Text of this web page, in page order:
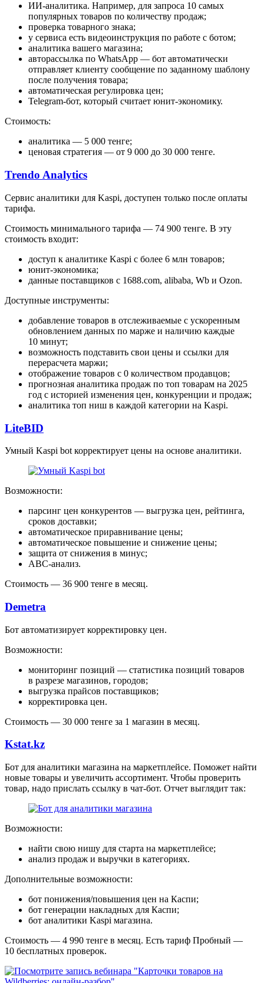
ИИ-аналитика. Например, для запроса 10 самых
популярных товаров по количеству продаж;
проверка товарного знака;
у сервиса есть видеоинструкция по работе с ботом;
аналитика вашего магазина;
авторассылка по WhatsApp — бот автоматически
отправляет клиенту сообщение по заданному шаблону
после получения товара;
автоматическая регулировка цен;
Telegram-бот, который считает юнит-экономику.
Стоимость:
аналитика — 5 000 тенге;
ценовая стратегия — от 9 000 до 30 000 тенге.
Trendo Analytics
Сервис аналитики для Kaspi, доступен только после оплаты
тарифа.
Стоимость минимального тарифа — 74 900 тенге. В эту
стоимость входит:
доступ к аналитике Kaspi с более 6 млн товаров;
юнит-экономика;
данные поставщиков с 1688.com, alibaba, Wb и Ozon.
Доступные инструменты:
добавление товаров в отслеживаемые с ускоренным
обновлением данных по марже и наличию каждые
10 минут;
возможность подставить свои цены и ссылки для
перерасчета маржи;
отображение товаров с 0 количеством продавцов;
прогнозная аналитика продаж по топ товарам на 2025
год с историей изменения цен, конкуренции и продаж;
аналитика топ ниш в каждой категории на Kaspi.
LiteBID
Умный Kaspi bot корректирует цены на основе аналитики.
Возможности:
парсинг цен конкурентов — выгрузка цен, рейтинга,
сроков доставки;
автоматическое приравнивание цены;
автоматическое повышение и снижение цены;
защита от снижения в минус;
ABC-анализ.
Стоимость — 36 900 тенге в месяц.
Demetra
Бот автоматизирует корректировку цен.
Возможности:
мониторинг позиций — статистика позиций товаров
в разрезе магазинов, городов;
выгрузка прайсов поставщиков;
корректировка цен.
Стоимость — 30 000 тенге за 1 магазин в месяц.
Kstat.kz
Бот для аналитики магазина на маркетплейсе. Поможет найти
новые товары и увеличить ассортимент. Чтобы проверить
товар, надо прислать ссылку в чат-бот. Отчет выглядит так:
Возможности:
найти свою нишу для старта на маркетплейсе;
анализ продаж и выручки в категориях.
Дополнительные возможности:
бот понижения/повышения цен на Каспи;
бот генерации накладных для Каспи;
бот аналитики Kaspi магазина.
Стоимость — 4 990 тенге в месяц. Есть тариф Пробный —
10 бесплатных проверок.